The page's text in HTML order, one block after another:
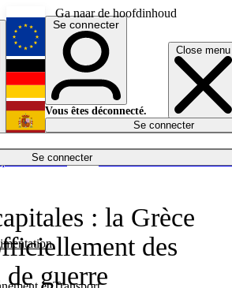
Ga naar de hoofdinhoud
Close menu
Se connecter
Économie
English
Deutsch
Español
Se connecter
Vous êtes déconnecté.
Se connecter
: la Grèce
des
guerre